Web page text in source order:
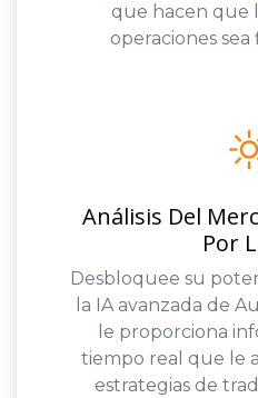
que hacen que
operaciones sea
Análisis Del
Por
Desbloquee su
la IA avanzada de
le proporciona
tiempo real que le
estrategias de